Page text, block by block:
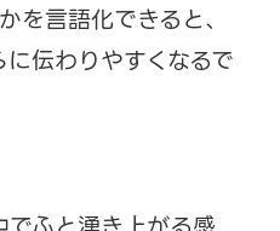
を言語化できると、
伝わりやすくなるで